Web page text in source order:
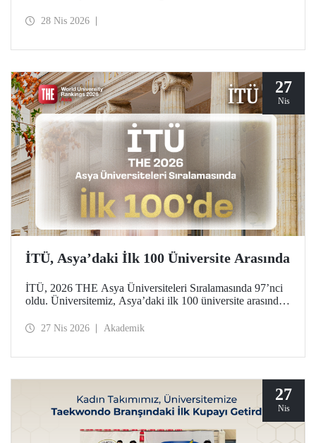
Vladimir Keilis-Borok Madalyası’na (2026) layık görüldü.
28 Nis 2026
27
Nis
İTÜ, Asya’daki İlk 100 Üniversite Arasında
İTÜ, 2026 THE Asya Üniversiteleri Sıralamasında 97’nci
oldu. Üniversitemiz, Asya’daki ilk 100 üniversite arasında
göstergesinde (araştırma kalitesi, araştırma çevresi,
27 Nis 2026 Akademik
27
Nis